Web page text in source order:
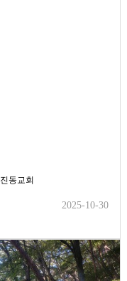
동교회
2025-10-30